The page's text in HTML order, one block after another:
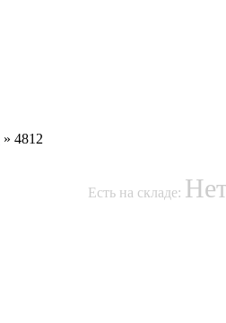
» 4812
Есть на складе: